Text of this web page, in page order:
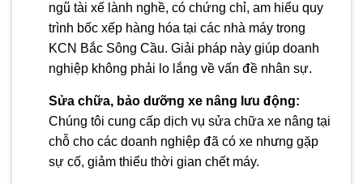
ngũ tài xế lành nghề, có chứng chỉ, am hiểu quy
trình bốc xếp hàng hóa tại các nhà máy trong
KCN Bắc Sông Cầu. Giải pháp này giúp doanh
nghiệp không phải lo lắng về vấn đề nhân sự.
Sửa chữa, bảo dưỡng xe nâng lưu động:
Chúng tôi cung cấp dịch vụ sửa chữa xe nâng tại
chỗ cho các doanh nghiệp đã có xe nhưng gặp
sự cố, giảm thiểu thời gian chết máy.